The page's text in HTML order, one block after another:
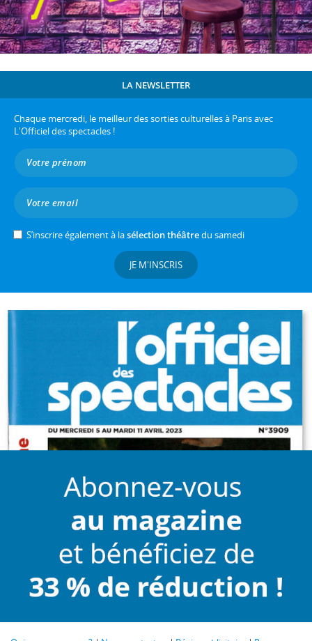
LA NEWSLETTER
Chaque mercredi, le meilleur des sorties culturelles à Paris avec
L'Officiel des spectacles !
S’inscrire également à lasélection théâtredu samedi
JE M'INSCRIS